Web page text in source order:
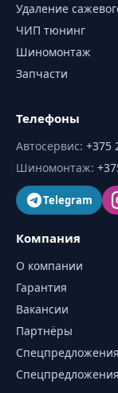
Удаление
ЧИП тюнинг
Шиномонтаж
Запчасти
Телефоны
Автосервис: +375
Шиномонтаж:
Telegram
Компания
О компании
Гарантия
Вакансии
Партнёры